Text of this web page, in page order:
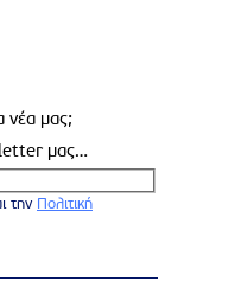
νέα μας;
μας…
την Πολιτική